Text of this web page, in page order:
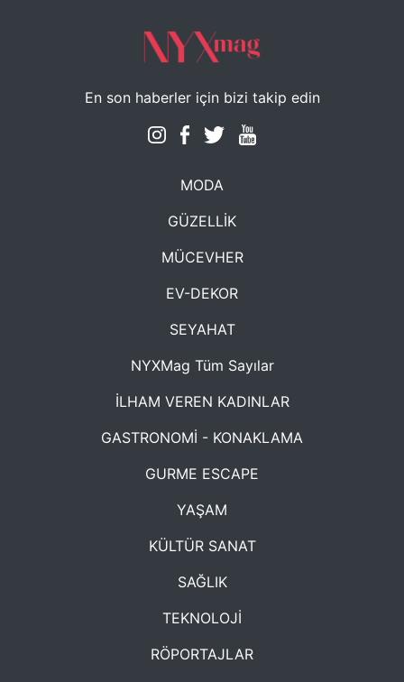
En son haberler için bizi takip edin
MODA
GÜZELLİK
MÜCEVHER
EV-DEKOR
SEYAHAT
NYXMag Tüm Sayılar
İLHAM VEREN KADINLAR
GASTRONOMİ - KONAKLAMA
GURME ESCAPE
YAŞAM
KÜLTÜR SANAT
SAĞLIK
TEKNOLOJİ
RÖPORTAJLAR